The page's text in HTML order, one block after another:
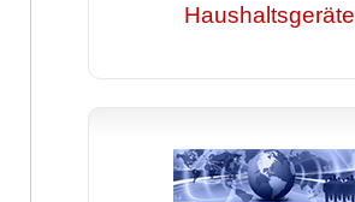
Haushaltsgeräte